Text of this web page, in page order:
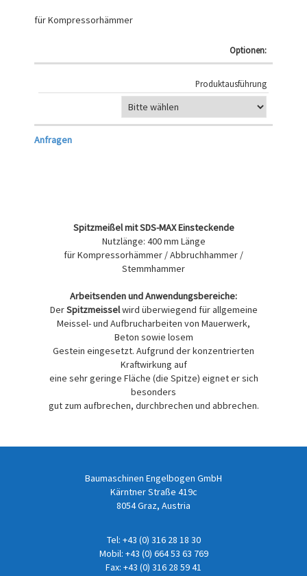
für Kompressorhämmer
Optionen:
Produktausführung
Anfragen
Spitzmeißel mit SDS-MAX Einsteckende
Nutzlänge: 400 mm Länge
für Kompressorhämmer / Abbruchhammer /
Stemmhammer
Arbeitsenden und Anwendungsbereiche:
DerSpitzmeisselwird überwiegend für allgemeine
Meissel- und Aufbrucharbeiten von Mauerwerk,
Beton sowie losem
Gestein eingesetzt. Aufgrund der konzentrierten
Kraftwirkung auf
eine sehr geringe Fläche (die Spitze) eignet er sich
besonders
gut zum aufbrechen, durchbrechen und abbrechen.
Baumaschinen Engelbogen GmbH
Kärntner Straße 419c
8054 Graz, Austria
Tel: +43 (0) 316 28 18 30
Mobil: +43 (0) 664 53 63 769
Fax: +43 (0) 316 28 59 41